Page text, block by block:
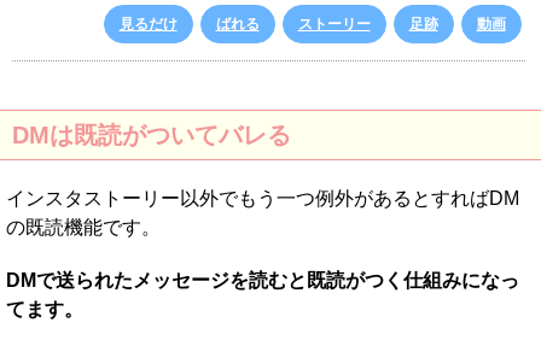
見るだけ
ばれる ストーリー 足跡 動画
DMは既読がついてバレる
インスタストーリー以外でもう一つ例外があるとすればDM
の既読機能です。
DMで送られたメッセージを読むと既読がつく仕組みになっ
てます。